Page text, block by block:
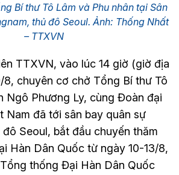
Bí thư Tô Lâm và Phu nhân tại Sân
thủ đô Seoul. Ảnh: Thống Nhất
– TTXVN
TTXVN, vào lúc 14 giờ (giờ địa
8, chuyên cơ chở Tổng Bí thư Tô
Ngô Phương Ly, cùng Đoàn đại
Nam đã tới sân bay quân sự
Seoul, bắt đầu chuyến thăm
Hàn Dân Quốc từ ngày 10-13/8,
thống Đại Hàn Dân Quốc